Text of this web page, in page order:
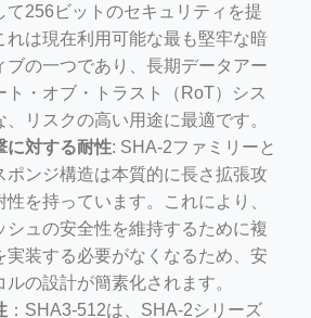
て256ビットのセキュリティを提
れは現在利用可能な最も堅牢な暗
ブの一つであり、長期データアー
ト・オブ・トラスト（RoT）シス
、リスクの高い用途に最適です。
に対する耐性: SHA-2ファミリーと
ポンジ構造は本質的に長さ拡張攻
を持っています。これにより、
シュの安全性を維持するために複
実装する必要がなくなるため、安
の設計が簡素化されます。
：SHA3-512は、SHA-2シリーズ